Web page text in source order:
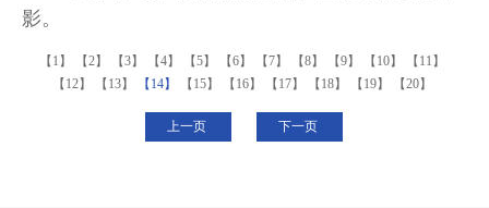
影。
【1】 【2】 【3】 【4】 【5】 【6】 【7】 【8】 【9】 【10】
【11】
【12】
【13】 【14】 【15】 【16】 【17】 【18】 【19】 【20】
上一页 下一页